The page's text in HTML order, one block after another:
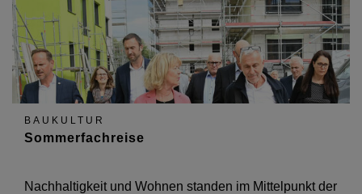
BAUKULTUR
Sommerfachreise
Nachhaltigkeit und Wohnen standen im Mittelpunkt der